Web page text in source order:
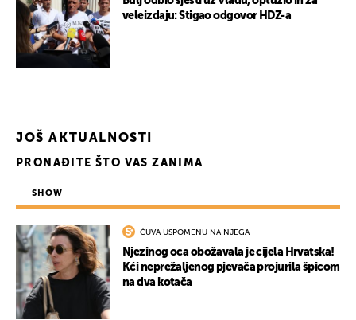
veleizdaju: Stigao odgovor HDZ-a
JOŠ AKTUALNOSTI
PRONAĐITE ŠTO VAS ZANIMA
SHOW
ČUVA USPOMENU NA NJEGA
Njezinog oca obožavala je cijela Hrvatska!
Kći neprežaljenog pjevača projurila špicom
na dva kotača